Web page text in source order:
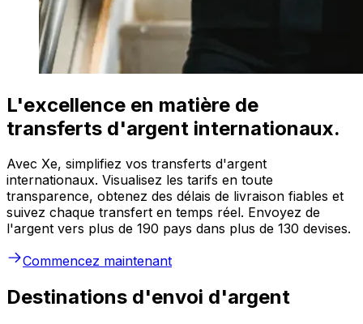
L'excellence en matière de
transferts d'argent internationaux.
Avec Xe, simplifiez vos transferts d'argent
internationaux. Visualisez les tarifs en toute
transparence, obtenez des délais de livraison fiables et
suivez chaque transfert en temps réel. Envoyez de
l'argent vers plus de 190 pays dans plus de 130 devises.
Commencez maintenant
Destinations d'envoi d'argent